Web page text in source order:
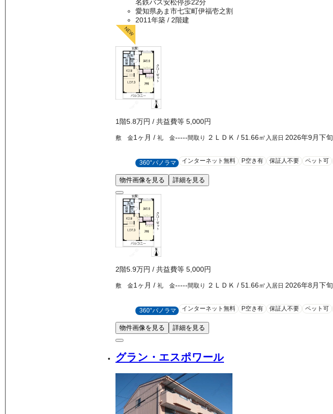
名鉄バス安松停歩22分
愛知県あま市七宝町伊福壱之割
2011年築 / 2階建
1 階5.8万円 / 共益費等 5,000円
敷 金1ヶ月 / 礼 金-----間取り ２ＬＤＫ / 51.66㎡ 入居日 2026年9月下旬
360°パノラマ インターネット無料 P空き有 保証人不要 ペット可
物件画像を見る 詳細を見る
2階5.9万円 / 共益費等 5,000円
敷 金1ヶ月 / 礼 金-----間取り ２ＬＤＫ / 51.66㎡ 入居日 2026年8月下旬
360°パノラマ インターネット無料 P空き有 保証人不要 ペット可
物件画像を見る 詳細を見る
グラン・エスポワール